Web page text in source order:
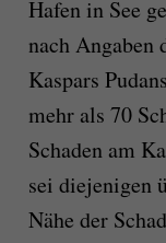
Hafen in See
nach Angaben
Kaspars
mehr als 70
Schaden am
sei diejenigen
Nähe der